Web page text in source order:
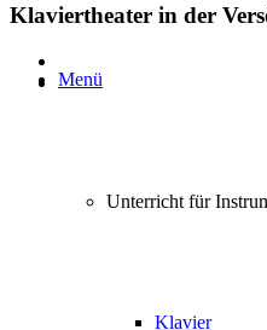
Menü
Unterricht für
Klavier
Klaviertheater in der